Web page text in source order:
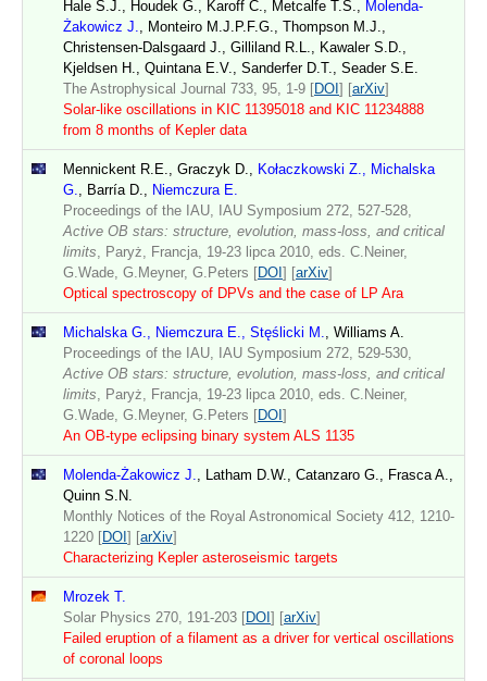
Hale S.J., Houdek G., Karoff C., Metcalfe T.S.,
Molenda-
Żakowicz J.
, Monteiro M.J.P.F.G., Thompson M.J.,
Christensen-Dalsgaard J., Gilliland R.L., Kawaler S.D.,
Kjeldsen H., Quintana E.V., Sanderfer D.T., Seader S.E.
The Astrophysical Journal 733, 95, 1-9 [DOI] [arXiv]
Solar-like oscillations in KIC 11395018 and KIC 11234888
from 8 months of Kepler data
Mennickent R.E., Graczyk D., Kołaczkowski Z., Michalska
G.
, Barría D., Niemczura E.
Proceedings of the IAU, IAU Symposium 272, 527-528,
Active OB stars: structure, evolution, mass-loss, and critical
limits , Paryż, Francja, 19-23 lipca 2010, eds. C.Neiner,
G.Wade, G.Meyner, G.Peters [DOI] [arXiv]
Optical spectroscopy of DPVs and the case of LP Ara
Michalska G., Niemczura E., Stęślicki M.
, Williams A.
Proceedings of the IAU, IAU Symposium 272, 529-530,
Active OB stars: structure, evolution, mass-loss, and critical
limits , Paryż, Francja, 19-23 lipca 2010, eds. C.Neiner,
G.Wade, G.Meyner, G.Peters [DOI]
An OB-type eclipsing binary system ALS 1135
Molenda-Żakowicz J.
, Latham D.W., Catanzaro G., Frasca A.,
Quinn S.N.
Monthly Notices of the Royal Astronomical Society 412, 1210-
1220 [DOI] [arXiv]
Characterizing Kepler asteroseismic targets
Mrozek T.
Solar Physics 270, 191-203 [DOI] [arXiv]
Failed eruption of a filament as a driver for vertical oscillations
of coronal loops